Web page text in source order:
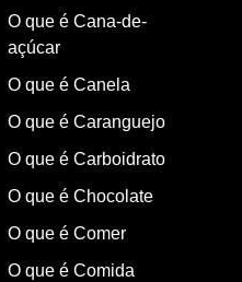
O que é Cana-de-
açúcar
O que é Canela
O que é Caranguejo
O que é Carboidrato
O que é Chocolate
O que é Comer
O que é Comida